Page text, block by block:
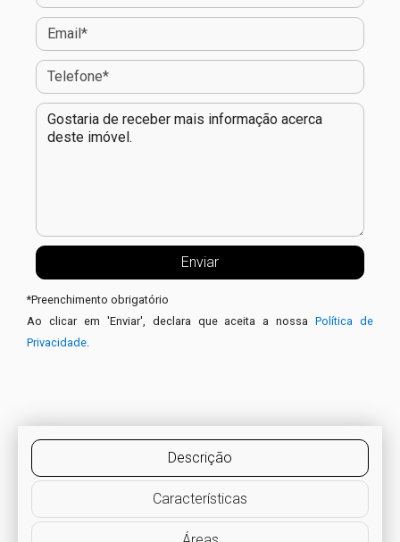
*Preenchimento obrigatório
Ao clicar em 'Enviar', declara que aceita a nossaPolítica de
Privacidade
Descrição
Características